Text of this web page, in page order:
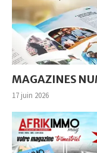
MAGAZINES
17 juin 2026